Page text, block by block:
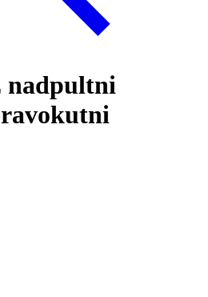
nadpultni